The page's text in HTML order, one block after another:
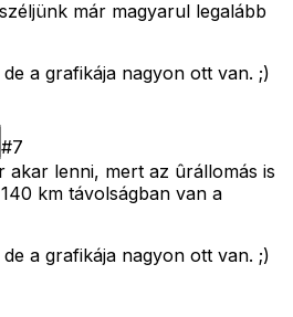
már magyarul legalább
a grafikája nagyon ott van. ;)
#7
akar lenni, mert az ûrállomás is
km távolságban van a
a grafikája nagyon ott van. ;)